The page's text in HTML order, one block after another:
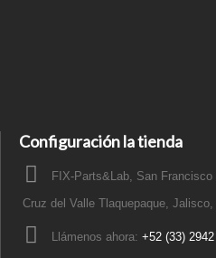
Configuración la tienda
FIX-Parts&Lab, San
Cruz del Valle Tlaquepaque,
Llámenos ahora: +52 (33)